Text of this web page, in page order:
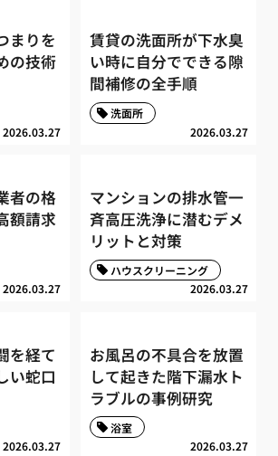
まりを
の技術
2026.03.27
賃貸の洗面所が下水臭
い時に自分でできる隙
間補修の全手順
2026.03.27
洗面所
者の格
額請求
2026.03.27
マンションの排水管一
斉高圧洗浄に潜むデメ
リットと対策
2026.03.27
ハウスクリーニング
を経て
い蛇口
2026.03.27
お風呂の不具合を放置
して起きた階下漏水ト
ラブルの事例研究
2026.03.27
浴室